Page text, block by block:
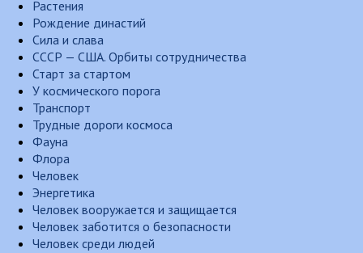
Растения
Рождение династий
Сила и слава
СССР — США. Орбиты сотрудничества
Старт за стартом
У космического порога
Транспорт
Трудные дороги космоса
Фауна
Флора
Человек
Энергетика
Человек вооружается и защищается
Человек заботится о безопасности
Человек среди людей